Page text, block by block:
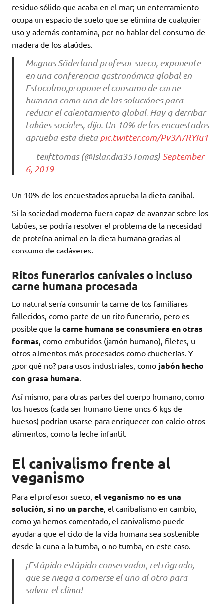
residuo sólido que acaba en el mar; un enterramiento
ocupa un espacio de suelo que se elimina de cualquier
uso y además contamina, por no hablar del consumo de
madera de los ataúdes.
Magnus Söderlund profesor sueco, exponente
en una conferencia gastronómica global en
Estocolmo,propone el consumo de carne
humana como una de las soluciónes para
reducir el calentamiento global. Hay q derribar
tabúes sociales, dijo. Un 10% de los encuestados
aprueba esta dietapic.twitter.com/Pv3A7RYIu1
— teiifttomas (@Islandia35Tomas) September
6, 2019
Un 10% de los encuestados aprueba la dieta caníbal.
Si la sociedad moderna fuera capaz de avanzar sobre los
tabúes, se podría resolver el problema de la necesidad
de proteína animal en la dieta humana gracias al
consumo de cadáveres.
Ritos funerarios canívales o incluso
carne humana procesada
Lo natural sería consumir la carne de los familiares
fallecidos, como parte de un rito funerario, pero es
posible que la carne humana se consumiera en otras
formas , como embutidos (jamón humano), filetes, u
otros alimentos más procesados como chucherías. Y
¿por qué no? para usos industriales, como jabón hecho
con grasa humana
Así mismo, para otras partes del cuerpo humano, como
los huesos (cada ser humano tiene unos 6 kgs de
huesos) podrían usarse para enriquecer con calcio otros
alimentos, como la leche infantil.
El canivalismo frente al
veganismo
Para el profesor sueco, el veganismo no es una
solución, si no un parche, el canibalismo en cambio,
como ya hemos comentado, el canivalismo puede
ayudar a que el ciclo de la vida humana sea sostenible
desde la cuna a la tumba, o no tumba, en este caso.
¡Estúpido estúpido conservador, retrógrado,
que se niega a comerse el uno al otro para
salvar el clima!